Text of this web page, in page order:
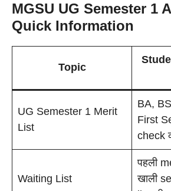
MGSU UG Semester 1
Quick Information
Topic
UG Semester 1 Merit
List
BA,
First
check
Waiting List
पहली
खाली